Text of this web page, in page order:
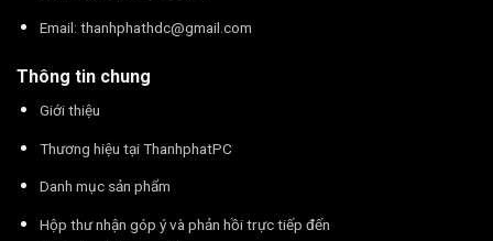
Email: thanhphathdc@gmail.com
Thông tin chung
Giới thiệu
Thương hiệu tại ThanhphatPC
Danh mục sản phẩm
Hộp thư nhận góp ý và phản hồi trực tiếp đến